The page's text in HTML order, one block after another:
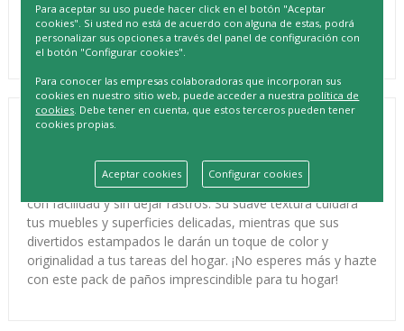
REF. 8431250711873
DESCRIPCIÓN
PAÑO MICROFIBRA ESTAMPADO! Con estos paños de
microfibra estampados podrás limpiar cualquier superficie
con facilidad y sin dejar rastros. Su suave textura cuidará
tus muebles y superficies delicadas, mientras que sus
divertidos estampados le darán un toque de color y
originalidad a tus tareas del hogar. ¡No esperes más y hazte
con este pack de paños imprescindible para tu hogar!
Para aceptar su uso puede hacer click en el botón "Aceptar
cookies". Si usted no está de acuerdo con alguna de estas, podrá
personalizar sus opciones a través del panel de configuración con
el botón "Configurar cookies".
Para conocer las empresas colaboradoras que incorporan sus
cookies en nuestro sitio web, puede acceder a nuestra política de
cookies. Debe tener en cuenta, que estos terceros pueden tener
cookies propias.
Aceptar cookies Configurar cookies